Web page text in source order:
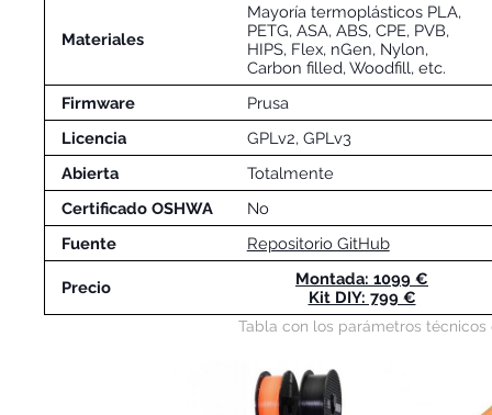
Materiales
Mayoría termoplásticos PLA,
PETG, ASA, ABS, CPE, PVB,
HIPS, Flex, nGen, Nylon,
Carbon filled, Woodfill, etc.
Firmware
Prusa
Licencia
GPLv2, GPLv3
Abierta
Totalmente
Certificado OSHWA
No
Fuente
Repositorio GitHub
Precio
Montada: 1099 €
Kit DIY: 799 €
Tabla con los parámetros técnicos